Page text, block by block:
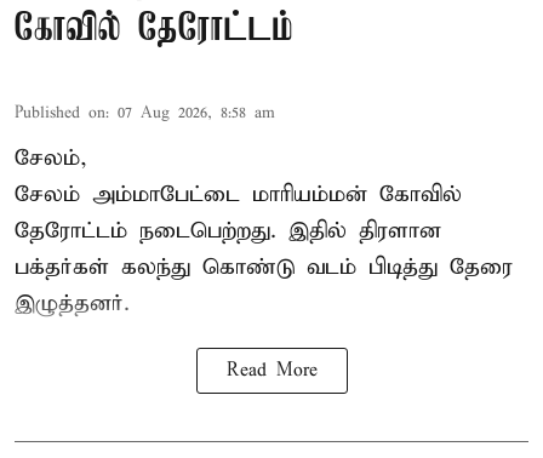
கோவில் தேரோட்டம்
Published on: 07 Aug 2026, 8:58 am
சேலம்,
சேலம் அம்மாபேட்டை மாரியம்மன் கோவில்
தேரோட்டம் நடைபெற்றது. இதில் திரளான
பக்தர்கள் கலந்து கொண்டு வடம் பிடித்து தேரை
இழுத்தனர்.
Read More